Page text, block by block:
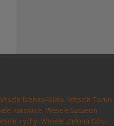
Bielsko-Biała Wesele Toruń
Katowice Wesele Szczecin
Tychy Wesele Zielona Góra